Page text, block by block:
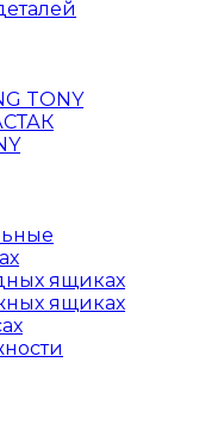
TONY
ящиках
ящиках